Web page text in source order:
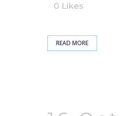
0 Likes
READ MORE